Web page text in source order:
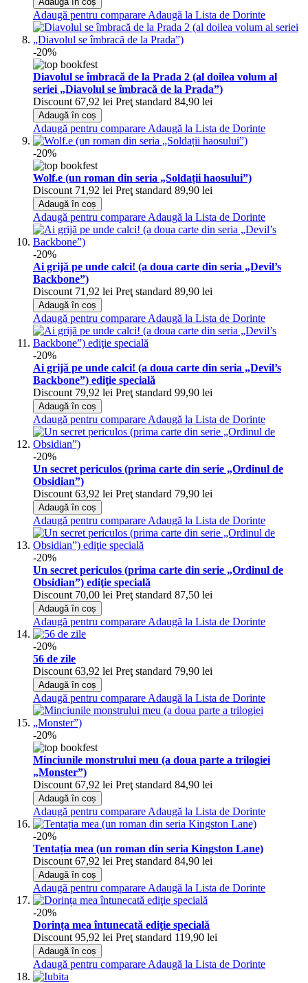
Adaugă pentru comparare Adaugă la Lista de Dorinte
-20%
Diavolul se îmbracă de la Prada 2 (al doilea volum al
seriei „Diavolul se îmbracă de la Prada”)
Discount 67,92 lei Preţ standard 84,90 lei
Adaugă în coș
Adaugă pentru comparare Adaugă la Lista de Dorinte
-20%
Wolf.e (un roman din seria „Soldații haosului”)
Discount 71,92 lei Preţ standard 89,90 lei
Adaugă în coș
Adaugă pentru comparare Adaugă la Lista de Dorinte
-20%
Ai grijă pe unde calci! (a doua carte din seria „Devil’s
Backbone”)
Discount 71,92 lei Preţ standard 89,90 lei
Adaugă în coș
Adaugă pentru comparare Adaugă la Lista de Dorinte
-20%
Ai grijă pe unde calci! (a doua carte din seria „Devil’s
Backbone”) ediţie specială
Discount 79,92 lei Preţ standard 99,90 lei
Adaugă în coș
Adaugă pentru comparare Adaugă la Lista de Dorinte
-20%
Un secret periculos (prima carte din serie „Ordinul de
Obsidian”)
Discount 63,92 lei Preţ standard 79,90 lei
Adaugă în coș
Adaugă pentru comparare Adaugă la Lista de Dorinte
-20%
Un secret periculos (prima carte din serie „Ordinul de
Obsidian”) ediţie specială
Discount 70,00 lei Preţ standard 87,50 lei
Adaugă în coș
Adaugă pentru comparare Adaugă la Lista de Dorinte
-20%
56 de zile
Discount 63,92 lei Preţ standard 79,90 lei
Adaugă în coș
Adaugă pentru comparare Adaugă la Lista de Dorinte
-20%
Minciunile monstrului meu (a doua parte a trilogiei
„Monster”)
Discount 67,92 lei Preţ standard 84,90 lei
Adaugă în coș
Adaugă pentru comparare Adaugă la Lista de Dorinte
-20%
Tentația mea (un roman din seria Kingston Lane)
Discount 67,92 lei Preţ standard 84,90 lei
Adaugă în coș
Adaugă pentru comparare Adaugă la Lista de Dorinte
-20%
Dorința mea întunecată ediţie specială
Discount 95,92 lei Preţ standard 119,90 lei
Adaugă în coș
Adaugă pentru comparare Adaugă la Lista de Dorinte